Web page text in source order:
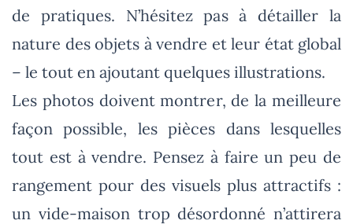
de pratiques. N’hésitez pas à détailler la
nature des objets à vendre et leur état global
– le tout en ajoutant quelques illustrations.
Les photos doivent montrer, de la meilleure
façon possible, les pièces dans lesquelles
tout est à vendre. Pensez à faire un peu de
rangement pour des visuels plus attractifs :
un vide-maison trop désordonné n’attirera